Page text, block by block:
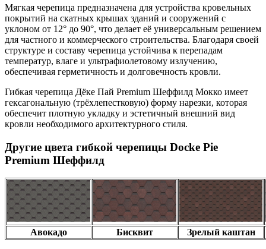
Мягкая черепица предназначена для устройства кровельных
покрытий на скатных крышах зданий и сооружений с
уклоном от 12° до 90°, что делает её универсальным решением
для частного и коммерческого строительства. Благодаря своей
структуре и составу черепица устойчива к перепадам
температур, влаге и ультрафиолетовому излучению,
обеспечивая герметичность и долговечность кровли.
Гибкая черепица Дёке Пай Premium Шеффилд Мокко имеет
гексагональную (трёхлепестковую) форму нарезки, которая
обеспечит плотную укладку и эстетичный внешний вид
кровли необходимого архитектурного стиля.
Другие цвета гибкой черепицы Docke Pie
Premium Шеффилд
Авокадо Бисквит Зрелый каштан